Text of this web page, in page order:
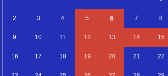
2 3 4 5 6 7 8
9 10 11 12 13 14 15
16 17 18 19 20 21 22